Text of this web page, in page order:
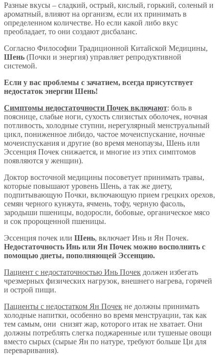
Разные вкусы – сладкий, острый, кислый, горький, соленый и
ароматный, влияют на организм, если их принимать в
определенном количестве. Но если какой либо вкус
преобладает, то они создают дисбаланс.
Согласно Философии Традиционной Китайской Медицины,
Шень (Почки и энергия) управляет репродуктивной
системой.
Если у вас проблемы с зачатием, всегда присутствует
недостаток энергии Шень!
Симптомы недостаточности Почек включают: боль в
пояснице, слабые ноги, сухость слизистых оболочек, ночная
потливость, холодные ступни, нерегулярный менструальный
цикл, пониженное либидо, частое мочеиспускание, ночные
мочеиспускания и другие (во время менопаузы, Шень или
Эссенция Почек снижается, и многие из этих симптомов
появляются у женщин).
Доктор восточной медицины посоветует принимать травы,
которые повышают уровень Шень, а так же диету,
подпитывающую Почки, включающую прием грецких орехов,
семян черного кунжута, ячмень, тофу, черную фасоль,
зародыши пшеницы, водоросли, бобовые, органическое мясо
и сок пророщенной пшеницы.
Эссенция почек или Шень, включает Инь и Ян Почек.
Недостаточность Инь или Ян Почек можно восполнить с
помощью диеты, пополняющей Эссенцию.
Пациент с недостаточностью Инь Почек должен избегать
чрезмерных физических нагрузок, внешнего нагрева, горячей
и острой пищи.
Пациенты с недостатком Ян Почек не должны принимать
холодные напитки, особенно во время менструации, так как
тем самым, они снизят жар, которого итак не хватает. Они
должны потреблять слегка поджаренные или тушеные овощи
вместо сырых (сырые Ян по натуре, требуют больше Ци для
переваривания).